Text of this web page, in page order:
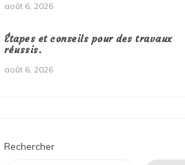
août 6, 2026
Étapes et conseils pour des travaux
réussis.
août 6, 2026
Rechercher